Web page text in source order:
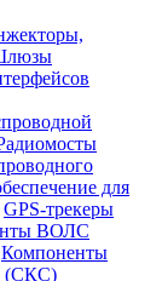
для
GPS-трекеры
ВОЛС
Компоненты
(СКС)